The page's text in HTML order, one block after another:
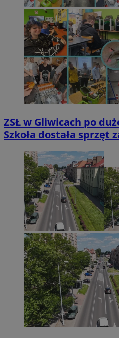
ZSŁ w Gliwicach po
Szkoła dostała sprzęt